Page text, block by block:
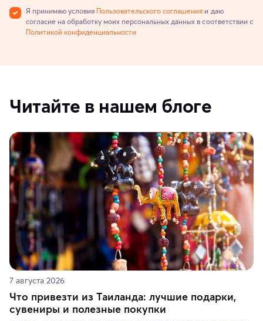
Я принимаю условия Пользовательского соглашения и даю
согласие на обработку моих персональных данных в соответствии с
Политикой конфиденциальности
Читайте в нашем блоге
7 августа 2026
Что привезти из Таиланда: лучшие подарки,
сувениры и полезные покупки